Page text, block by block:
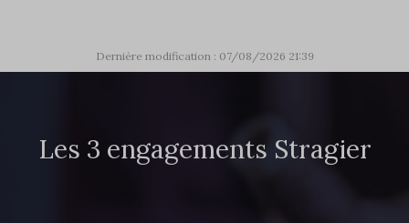
Dernière modification : 07/08/2026 21:39
Les 3 engagements Stragier